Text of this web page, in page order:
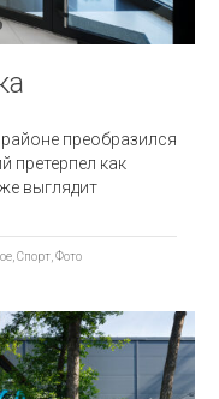
преобразился
претерпел как
выглядит
Спорт Фото